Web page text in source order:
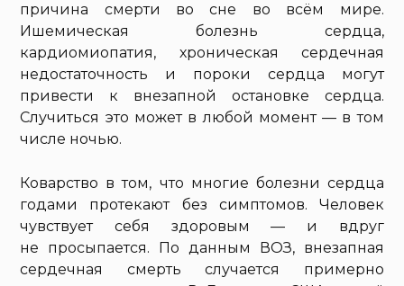
причина смерти во сне во всём мире.
Ишемическая болезнь сердца,
кардиомиопатия, хроническая сердечная
недостаточность и пороки сердца могут
привести к внезапной остановке сердца.
Случиться это может в любой момент — в том
числе ночью.
Коварство в том, что многие болезни сердца
годами протекают без симптомов. Человек
чувствует себя здоровым — и вдруг
не просыпается. По данным ВОЗ, внезапная
сердечная смерть случается примерно